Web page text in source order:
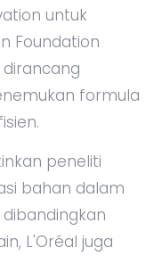
untuk
Foundation
dirancang
formula
peneliti
bahan dalam
L'Oréal juga